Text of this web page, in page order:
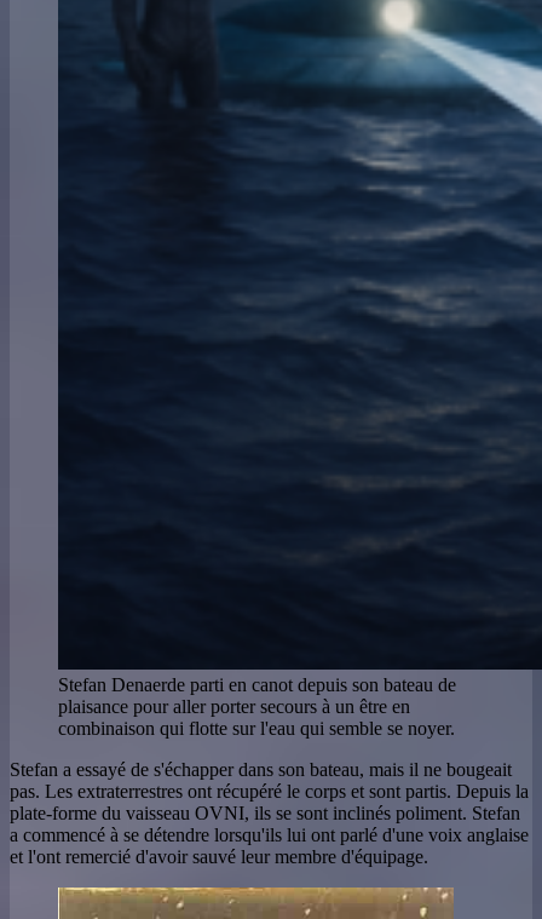
Stefan Denaerde parti en canot depuis son bateau de
plaisance pour aller porter secours à un être en
combinaison qui flotte sur l'eau qui semble se noyer.
Stefan a essayé de s'échapper dans son bateau, mais il ne bougeait
pas. Les extraterrestres ont récupéré le corps et sont partis. Depuis la
plate-forme du vaisseau OVNI, ils se sont inclinés poliment. Stefan
a commencé à se détendre lorsqu'ils lui ont parlé d'une voix anglaise
et l'ont remercié d'avoir sauvé leur membre d'équipage.